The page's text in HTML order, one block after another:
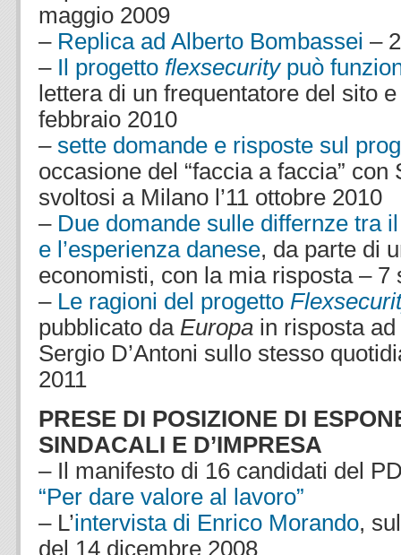
maggio 2009
– Replica ad Alberto Bombassei –
– Il progetto flexsecuritypuò
lettera di un frequentatore del sito
febbraio 2010
– sette domande e risposte sul
occasione del “faccia a faccia” con
svoltosi a Milano l’11 ottobre 2010
– Due domande sulle differnze tra
e l’esperienza danese, da parte di
economisti, con la mia risposta – 7
– Le ragioni del progetto
pubblicato da Europa in risposta
Sergio D’Antoni sullo stesso
2011
PRESE DI POSIZIONE DI
SINDACALI E D’IMPRESA
– Il manifesto di 16 candidati del
“Per dare valore al lavoro”
– L’intervista di Enrico Morando,
del 14 dicembre 2008